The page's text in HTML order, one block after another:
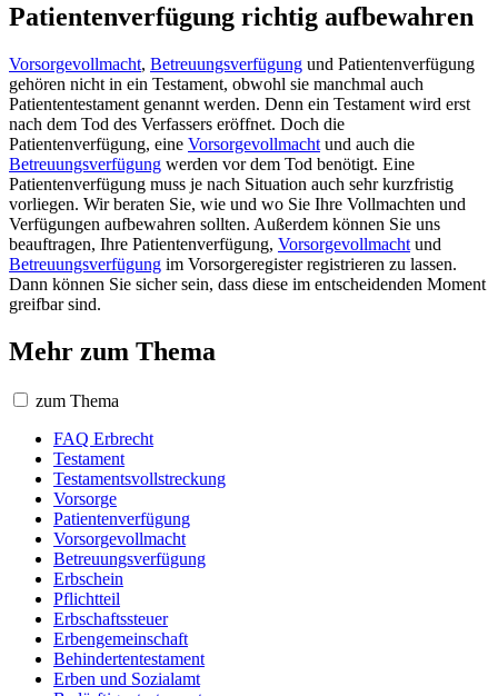
Patientenverfügung richtig aufbewahren
Vorsorgevollmacht, Betreuungsverfügung und Patientenverfügung
gehören nicht in ein Testament, obwohl sie manchmal auch
Patiententestament genannt werden. Denn ein Testament wird erst
nach dem Tod des Verfassers eröffnet. Doch die
Patientenverfügung, eine Vorsorgevollmacht und auch die
Betreuungsverfügung werden vor dem Tod benötigt. Eine
Patientenverfügung muss je nach Situation auch sehr kurzfristig
vorliegen. Wir beraten Sie, wie und wo Sie Ihre Vollmachten und
Verfügungen aufbewahren sollten. Außerdem können Sie uns
beauftragen, Ihre Patientenverfügung, Vorsorgevollmacht und
Betreuungsverfügung im Vorsorgeregister registrieren zu lassen.
Dann können Sie sicher sein, dass diese im entscheidenden Moment
greifbar sind.
Mehr zum Thema
zum Thema
FAQ Erbrecht
Testament
Testamentsvollstreckung
Vorsorge
Patientenverfügung
Vorsorgevollmacht
Betreuungsverfügung
Erbschein
Pflichtteil
Erbschaftssteuer
Erbengemeinschaft
Behindertentestament
Erben und Sozialamt